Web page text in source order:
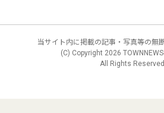
当サイト内に掲載の記事・写真等の無
(C) Copyright 2026
All Rights